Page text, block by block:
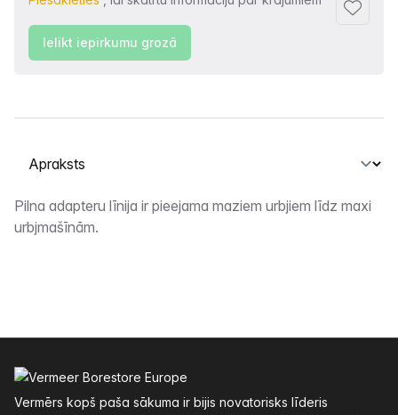
Ielikt iepirkumu grozā
Atlasiet cilni
Apraksts
Pilna adapteru līnija ir pieejama maziem urbjiem līdz maxi
urbjmašīnām.
Vermērs kopš paša sākuma ir bijis novatorisks līderis